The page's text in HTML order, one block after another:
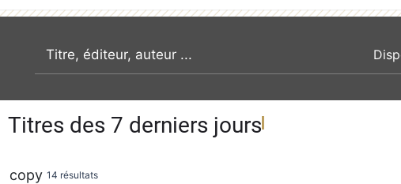
recherche par mot clé
Titres des 7 derniers jours
copy 14 résultats